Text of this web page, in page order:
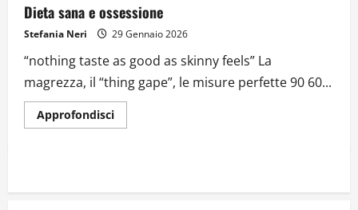
Dieta sana e ossessione
Stefania Neri 29 Gennaio 2026
“nothing taste as good as skinny feels” La
magrezza, il “thing gape”, le misure perfette 90 60...
Approfondisci
hanno raccontato il Mondiale 2026